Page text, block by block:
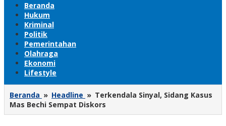
Beranda
Hukum
Kriminal
Politik
Pemerintahan
Olahraga
Ekonomi
Lifestyle
Beranda » Headline » Terkendala Sinyal, Sidang Kasus
Mas Bechi Sempat Diskors